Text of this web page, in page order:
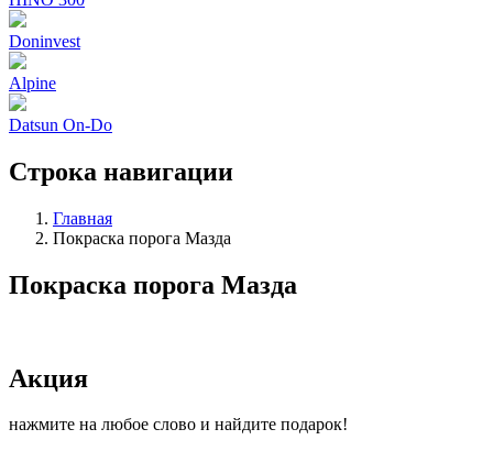
Doninvest
Alpine
Datsun On-Do
Строка навигации
Главная
Покраска порога Мазда
Покраска порога Мазда
Акция
нажмите на любое слово и найдите подарок!